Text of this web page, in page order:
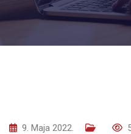
9. Maja 2022.